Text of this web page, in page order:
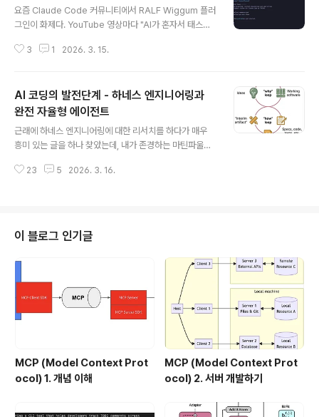
가이드일뿐 Claude 모델이 지킬 수 도, 안 지킬 수 도 있
다. 그래서 조금 더 명시적으로 어떤 이벤트가 발생했을때
코드의 라이프 사이클Claude Code의 Life cycle와, 각
요즘 Claude Code 커뮤니티에서 RALF Wiggum 플러
그인이 화제다. YouTube 영상마다 "AI가 혼자서 태스크
있다. 그런데, 재미있는 유투브 영상을 하나 찾았다. Claud
de 플러그인은 진짜 RALF Loop가 아니다.RALF 프레임
워크를 만든 창시자 본인이 Twitter와 YouTube에서 며
칠째 이 점을 직접 지적하고 있다. 원본 RALF Loop와 Cl
aude Code의 RALF Wiggum 플러그인은 겉으로는 비
슷해 보이지만, 핵심 동작 방식에서 중요한 차이가 있다고
말이다.그렇다면, 진짜 RALF..
3 1 2026. 3. 15.
AI 코딩의 발전단계 - 하네스 엔지니어링과
완전 자율형 에이전트
근래에 하네스 엔지니어링에 대한 리서치를 하다가 매우
흥미 있는 글을 하나 찾았는데, 내가 존경하는 마틴파울러
s://martinfowler.com/articles/exploring-gen-ai/
확하게 설명하였다. 이 글의 이해를 위해서는 두 가지 Loo
p의 개념을 이해해야 한다. Why Loop : 소프트웨어를 만
들기 위한 아이디어를 정의하고, 어떤 소프트웨어를 만들
어낼것인가를 정의하는 부분이다. 일종의 기획과 검증에
해당한다. How Loop : ..
23 5 2026. 3. 16.
이 블로그 인기글
MCP (Model Context Prot
ocol) 1. 개념 이해
MCP (Model Context Prot
ocol) 2. 서버 개발하기